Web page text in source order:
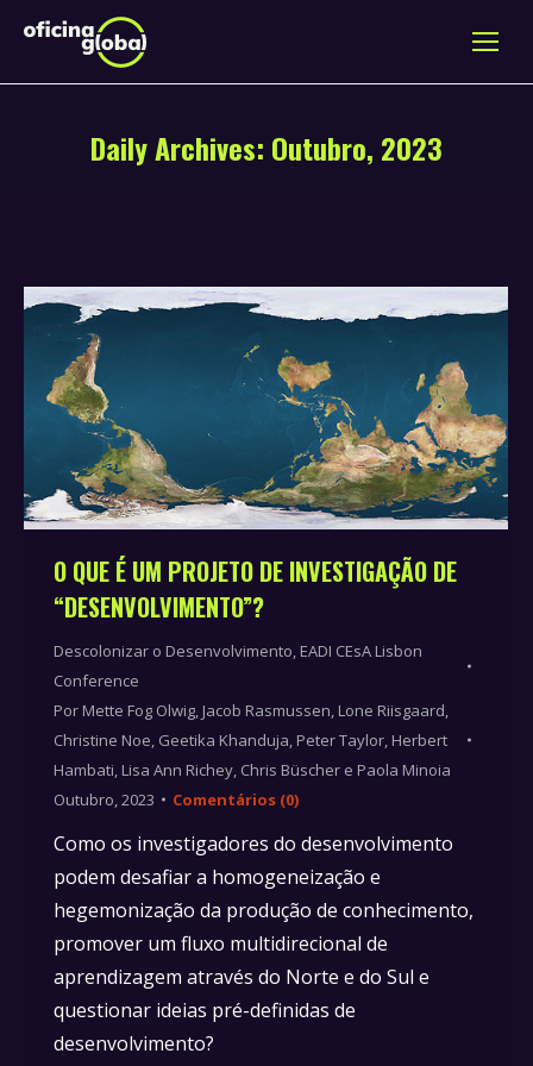
Daily Archives: Outubro, 2023
O QUE É UM PROJETO DE INVESTIGAÇÃO DE
“DESENVOLVIMENTO”?
Descolonizar o Desenvolvimento EADI CEsA Lisbon
Conference
Por Mette Fog Olwig, Jacob Rasmussen, Lone Riisgaard,
Christine Noe, Geetika Khanduja, Peter Taylor, Herbert
Hambati, Lisa Ann Richey, Chris Büscher e Paola Minoia
Outubro, 2023
Comentários (0)
Como os investigadores do desenvolvimento
podem desafiar a homogeneização e
hegemonização da produção de conhecimento,
promover um fluxo multidirecional de
aprendizagem através do Norte e do Sul e
questionar ideias pré-definidas de
desenvolvimento?